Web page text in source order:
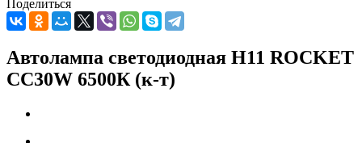
Поделиться
Автолампа светодиодная H11 ROCKET
CC30W 6500К (к-т)